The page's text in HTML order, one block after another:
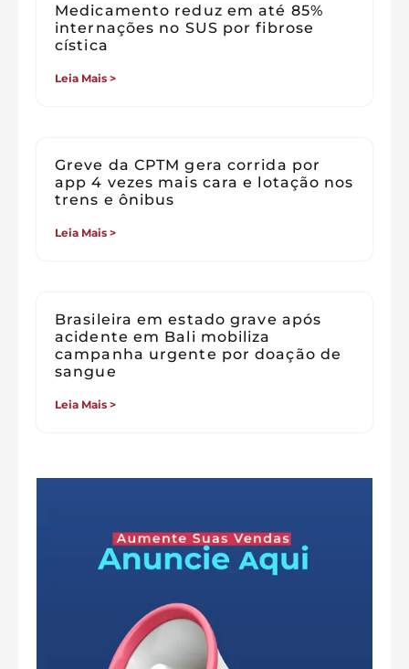
Medicamento reduz em até 85%
internações no SUS por fibrose
cística
Leia Mais >
Greve da CPTM gera corrida por
app 4 vezes mais cara e lotação nos
trens e ônibus
Leia Mais >
Brasileira em estado grave após
acidente em Bali mobiliza
campanha urgente por doação de
sangue
Leia Mais >